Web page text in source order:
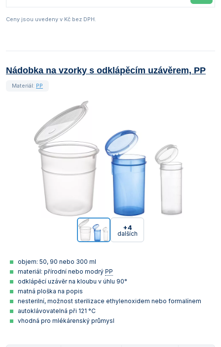
Ceny jsou uvedeny v Kč bez DPH.
Nádobka na vzorky s odklápěcím uzávěrem, PP
+4
dalších
Materiál: PP
objem: 50, 90 nebo 300 ml
materiál: přírodní nebo modrý PP
odklápěcí uzávěr na kloubu v úhlu 90°
matná ploška na popis
nesterilní, možnost sterilizace ethylenoxidem nebo formalínem
autoklávovatelná při 121 °C
vhodná pro mlékárenský průmysl